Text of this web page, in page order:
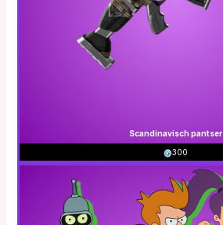
Scandinavisch pantser
300